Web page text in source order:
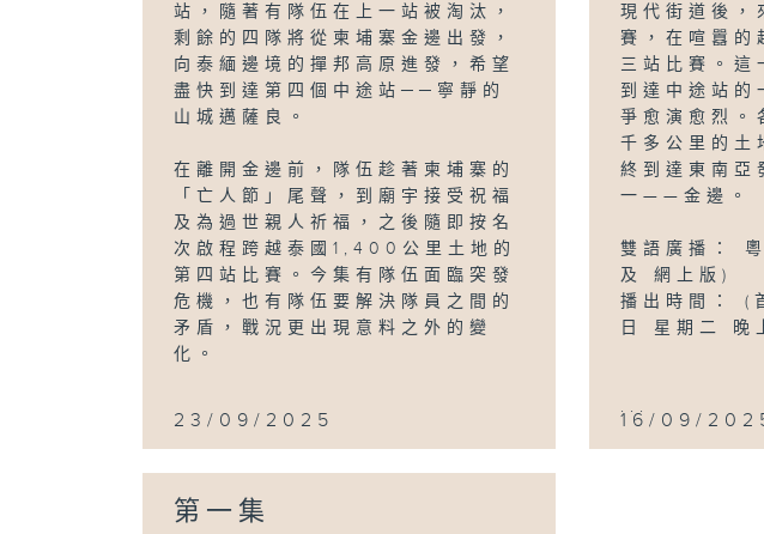
站，隨著有隊伍在上一站被淘汰，
剩餘的四隊將從柬埔寨金邊出發，
向泰緬邊境的撣邦高原進發，希望
盡快到達第四個中途站──寧靜的
山城邁薩良。
在離開金邊前，隊伍趁著柬埔寨的
「亡人節」尾聲，到廟宇接受祝福
及為過世親人祈福，之後隨即按名
次啟程跨越泰國1,400公里土地的
第四站比賽。今集有隊伍面臨突發
危機，也有隊伍要解決隊員之間的
矛盾，戰況更出現意料之外的變
化。
23/09/2025
現代街道後，
賽，在喧囂的
三站比賽。這
到達中途站的
爭愈演愈烈。
千多公里的土
終到達東南亞
一——金邊。
雙語廣播：
及 網上版)
播出時間： (
日 星期二 晚
...
16/09/
第一集